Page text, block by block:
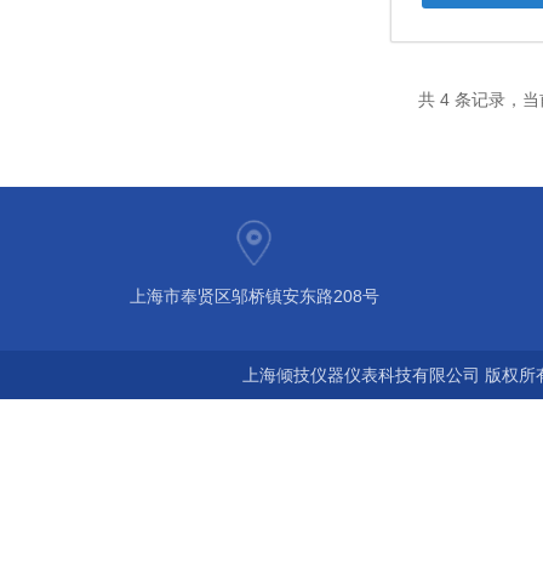
共 4 条记录，
上海市奉贤区邬桥镇安东路208号
上海倾技仪器仪表科技有限公司 版权